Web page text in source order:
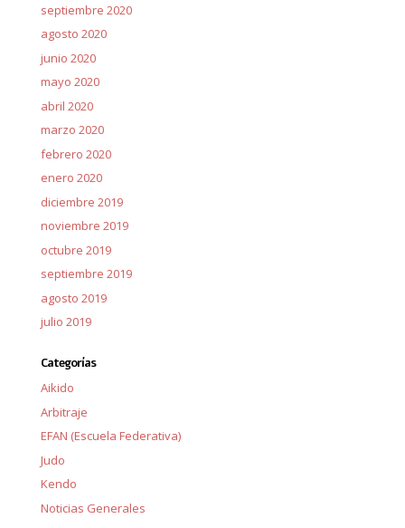
septiembre 2020
agosto 2020
junio 2020
mayo 2020
abril 2020
marzo 2020
febrero 2020
enero 2020
diciembre 2019
noviembre 2019
octubre 2019
septiembre 2019
agosto 2019
julio 2019
Categorías
Aikido
Arbitraje
EFAN (Escuela Federativa)
Judo
Kendo
Noticias Generales